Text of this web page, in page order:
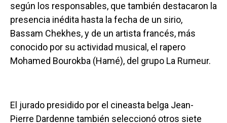
según los responsables, que también destacaron la
presencia inédita hasta la fecha de un sirio,
Bassam Chekhes, y de un artista francés, más
conocido por su actividad musical, el rapero
Mohamed Bourokba (Hamé), del grupo La Rumeur.
El jurado presidido por el cineasta belga Jean-
Pierre Dardenne también seleccionó otros siete